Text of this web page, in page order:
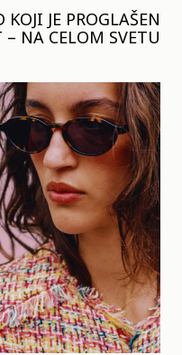
KOJI JE PROGLAŠEN
NA CELOM SVETU